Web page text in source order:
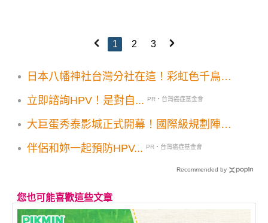
1 2 3
日本八幡神社台灣分社在這！彩虹色千鳥居
立即諮詢HPV！是對自...
PR・台灣癌症基金會
大巨蛋秀泰影城正式開幕！國際級規劃陣容
影搶先全台登場
伴侶和妳一起預防HPV... PR・台灣癌症基金會
Recommended by
您也可能喜歡這些文章